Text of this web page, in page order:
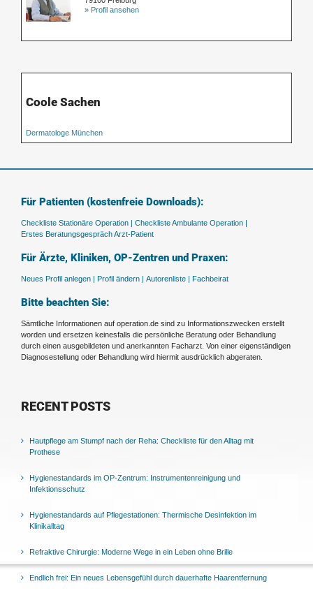
» Profil ansehen
Coole Sachen
Dermatologe München
Für Patienten (kostenfreie Downloads):
Checkliste Stationäre Operation | Checkliste Ambulante Operation |
Erstes Beratungsgespräch Arzt-Patient
Für Ärzte, Kliniken, OP-Zentren und Praxen:
Neues Profil anlegen | Profil ändern | Autorenliste | Fachbeirat
Bitte beachten Sie:
Sämtliche Informationen auf operation.de sind zu Informationszwecken erstellt
worden und ersetzen keinesfalls die persönliche Beratung oder Behandlung
durch einen ausgebildeten und anerkannten Facharzt. Von einer eigenständigen
Diagnosestellung oder Behandlung wird hiermit ausdrücklich abgeraten.
RECENT POSTS
Hautpflege am Stumpf nach der Reha: Checkliste für den Alltag mit
Prothese
Hygienestandards im OP-Zentrum: Instrumentenreinigung und
Infektionsschutz
Hygienestandards auf Pflegestationen: Thermische Desinfektion im
Klinikalltag
Refraktive Chirurgie: Moderne Wege in ein Leben ohne Brille
Endlich frei: Ein neues Lebensgefühl durch dauerhafte Haarentfernung